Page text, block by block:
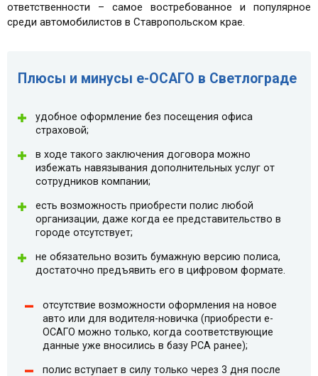
ответственности – самое востребованное и популярное
среди автомобилистов в Ставропольском крае.
Плюсы и минусы e-ОСАГО в Светлограде
удобное оформление без посещения офиса
страховой;
в ходе такого заключения договора можно
избежать навязывания дополнительных услуг от
сотрудников компании;
есть возможность приобрести полис любой
организации, даже когда ее представительство в
городе отсутствует;
не обязательно возить бумажную версию полиса,
достаточно предъявить его в цифровом формате.
отсутствие возможности оформления на новое
авто или для водителя-новичка (приобрести e-
ОСАГО можно только, когда соответствующие
данные уже вносились в базу РСА ранее);
полис вступает в силу только через 3 дня после